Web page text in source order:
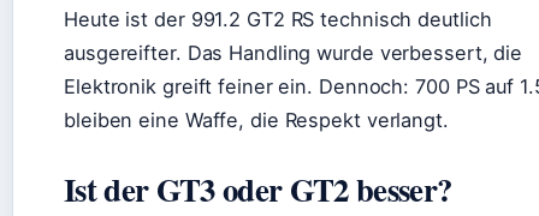
Heute ist der 991.2 GT2 RS technisch deutlich
ausgereifter. Das Handling wurde verbessert, die
Elektronik greift feiner ein. Dennoch: 700 PS auf
bleiben eine Waffe, die Respekt verlangt.
Ist der GT3 oder GT2 besser?